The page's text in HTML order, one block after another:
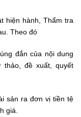
hiện hành, Thẩm tra
Theo đó
đắn của nội dung
đề xuất, quyết
sản ra đơn vị tiền tệ
giá.